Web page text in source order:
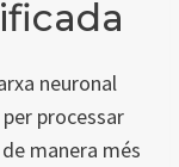
neuronal
processar
manera més